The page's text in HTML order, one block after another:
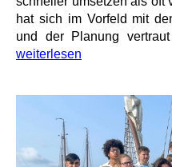
hat sich im Vorfeld mit
und der Planung
weiterlesen